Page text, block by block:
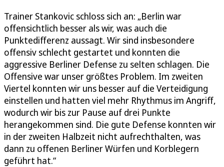
Trainer Stankovic schloss sich an: „Berlin war
offensichtlich besser als wir, was auch die
Punktedifferenz aussagt. Wir sind insbesondere
offensiv schlecht gestartet und konnten die
aggressive Berliner Defense zu selten schlagen. Die
Offensive war unser größtes Problem. Im zweiten
Viertel konnten wir uns besser auf die Verteidigung
einstellen und hatten viel mehr Rhythmus im Angriff,
wodurch wir bis zur Pause auf drei Punkte
herangekommen sind. Die gute Defense konnten wir
in der zweiten Halbzeit nicht aufrechthalten, was
dann zu offenen Berliner Würfen und Korblegern
geführt hat.“